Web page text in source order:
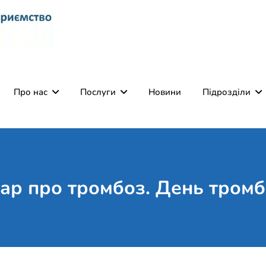
Про нас Послуги Новини Підрозділи
про тромбоз. День